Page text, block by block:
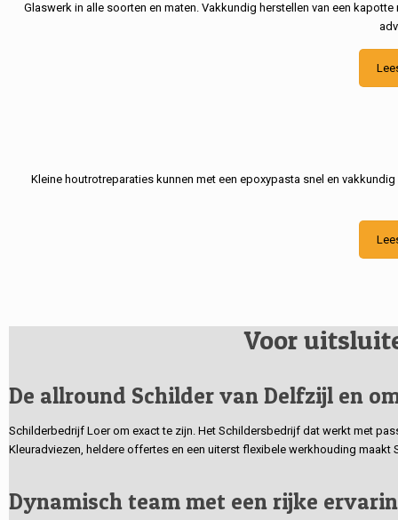
Glaswerk in alle soorten en maten. Vakkundig herstellen van een
Kleine houtrotreparaties kunnen met een epoxypasta snel en
Voor
De allround Schilder van Delfzijl en
Schilderbedrijf Loer om exact te zijn. Het Schildersbedrijf dat werkt met
Kleuradviezen, heldere offertes en een uiterst flexibele werkhouding
Dynamisch team met een rijke